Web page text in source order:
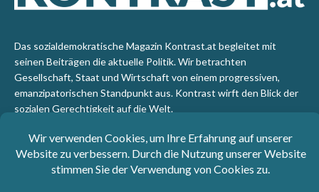
Das sozialdemokratische Magazin Kontrast.at begleitet mit
seinen Beiträgen die aktuelle Politik. Wir betrachten
Gesellschaft, Staat und Wirtschaft von einem progressiven,
emanzipatorischen Standpunkt aus. Kontrast wirft den Blick der
sozialen Gerechtigkeit auf die Welt.
Impressum: SPÖ-Klub - 1017 Wien - Telefon: +43 1 40110-
3393 - e-mail: redaktion@kontrast.at -
Datenschutzerklärung